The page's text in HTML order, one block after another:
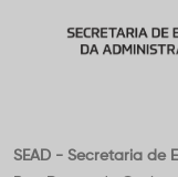
SEAD - Secretaria de